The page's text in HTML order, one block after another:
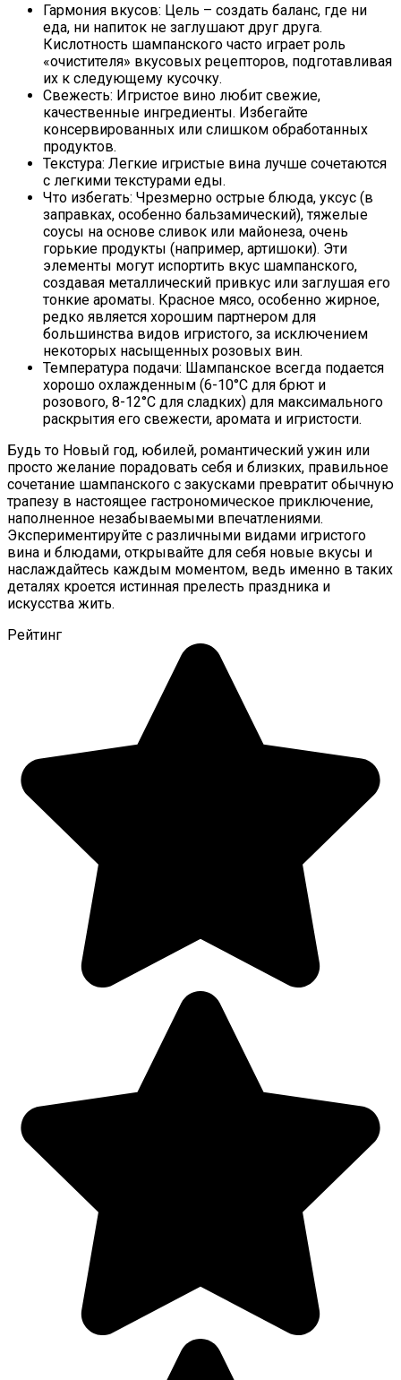
Гармония вкусов: Цель – создать баланс, где ни
еда, ни напиток не заглушают друг друга.
Кислотность шампанского часто играет роль
«очистителя» вкусовых рецепторов, подготавливая
их к следующему кусочку.
Свежесть: Игристое вино любит свежие,
качественные ингредиенты. Избегайте
консервированных или слишком обработанных
продуктов.
Текстура: Легкие игристые вина лучше сочетаются
с легкими текстурами еды.
Что избегать: Чрезмерно острые блюда, уксус (в
заправках, особенно бальзамический), тяжелые
соусы на основе сливок или майонеза, очень
горькие продукты (например, артишоки). Эти
элементы могут испортить вкус шампанского,
создавая металлический привкус или заглушая его
тонкие ароматы. Красное мясо, особенно жирное,
редко является хорошим партнером для
большинства видов игристого, за исключением
некоторых насыщенных розовых вин.
Температура подачи: Шампанское всегда подается
хорошо охлажденным (6-10°C для брют и
розового, 8-12°C для сладких) для максимального
раскрытия его свежести, аромата и игристости.
Будь то Новый год, юбилей, романтический ужин или
просто желание порадовать себя и близких, правильное
сочетание шампанского с закусками превратит обычную
трапезу в настоящее гастрономическое приключение,
наполненное незабываемыми впечатлениями.
Экспериментируйте с различными видами игристого
вина и блюдами, открывайте для себя новые вкусы и
наслаждайтесь каждым моментом, ведь именно в таких
деталях кроется истинная прелесть праздника и
искусства жить.
Рейтинг